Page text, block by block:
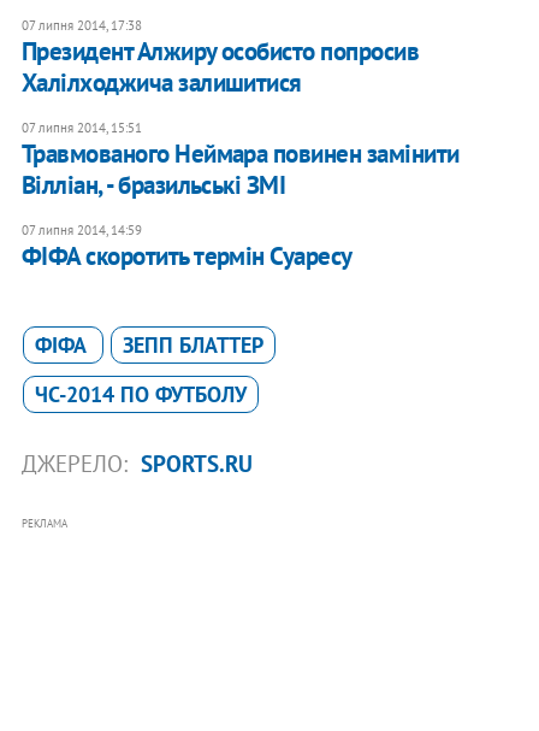
07 липня 2014, 17:38
Президент Алжиру особисто попросив
Халілходжича залишитися
07 липня 2014, 15:51
Травмованого Неймара повинен замінити
Вілліан, - бразильські ЗМІ
07 липня 2014, 14:59
ФІФА скоротить термін Суаресу
ФІФА
ЗЕПП БЛАТТЕР
ЧС-2014 ПО ФУТБОЛУ
ДЖЕРЕЛО: SPORTS.RU
РЕКЛАМА